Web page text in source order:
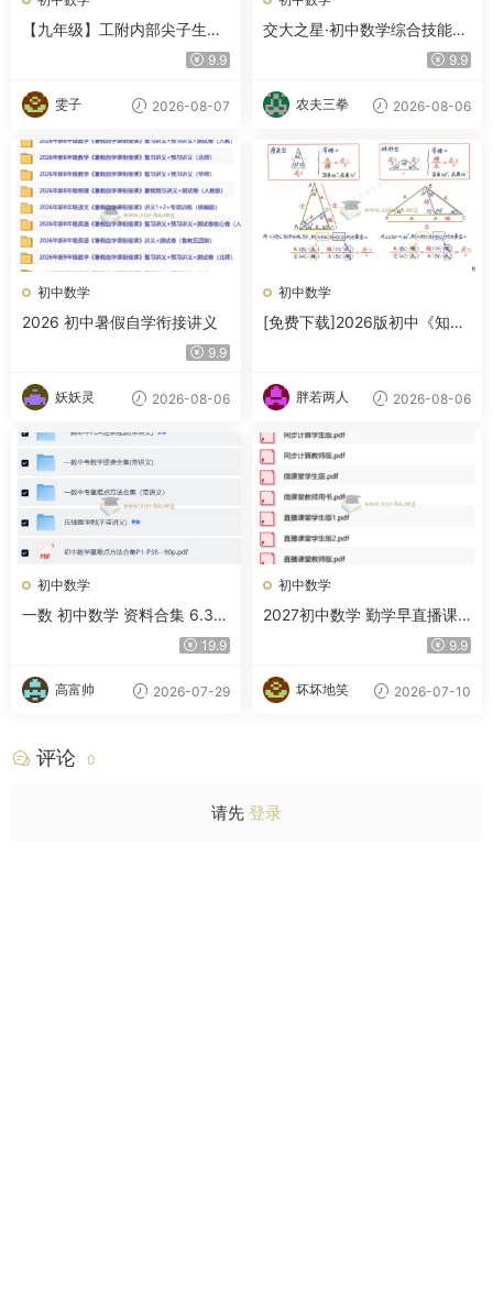
【九年级】工附内部尖子生中
9.9
雯子 2026-08-07
交大之星·初中数学综合技能训
9.9
农夫三拳 2026-08-06
初中数学
2026 初中暑假自学衔接讲义
9.9
妖妖灵 2026-08-06
初中数学
[免费下载]2026版初中《知识
胖若两人 2026-08-06
初中数学
一数 初中数学 资料合集 6.3G
19.9
高富帅 2026-07-29
初中数学
2027初中数学 勤学早直播课
9.9
坏坏地笑 2026-07-10
评论 0
请先 登录